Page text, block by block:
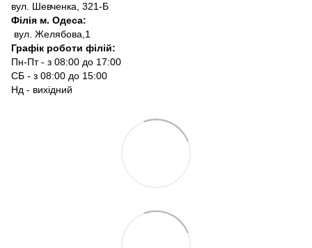
вул. Шевченка, 321-Б
Філія м. Одеса:
вул. Желябова,1
Графік роботи філій:
Пн-Пт - з 08:00 до 17:00
СБ - з 08:00 до 15:00
Нд - вихідний